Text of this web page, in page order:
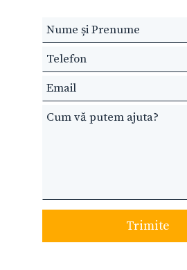
Leave
this
field
blank
Trimite